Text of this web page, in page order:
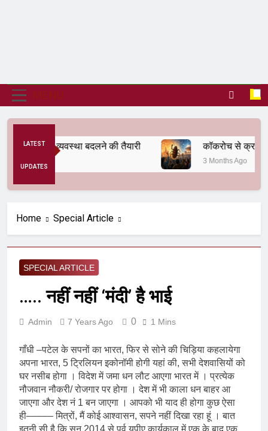
LATEST
UPDATES
से अनैतिक व्यवस्था बदलने की तैयारी कॉकरोच से क्रांति
3 Months Ago
Home Special Article
SPECIAL ARTICLE
….. नहीं नहीं ‘मंदी’ है भाई
Admin 7 Years Ago 0 1 Mins
गाँधी –पटेल के सपनों का भारत, फिर से सोने की चिड़िया कहलायेगा
अपना भारत, 5 ट्रिलियन इकोनॉमी होगी यहां की, सभी देशवासियों को
घर नसीब होगा । विदेश में जमा धन लौट आएगा भारत में । प्रत्येक
नौजवान नौकरी/ रोजगार पर होगा । देश में भी काला धन बाहर आ
जाएगा और देश नं 1 बन जाएगा । आपको भी याद ही होगा कुछ ऐसा
ही––––– मित्रों, मैं कोई आश्वासन, सपने नहीं दिखा रहा हूं । बात
इतनी सी है कि सन् 2014 से पूर्व यूपीए कार्यकाल में एक के बाद एक